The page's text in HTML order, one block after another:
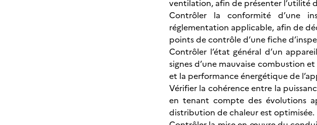
ventilation, afin de présenter l’utilité
Contrôler la conformité d’une
réglementation applicable, afin de
points de contrôle d’une fiche
Contrôler l’état général d’un
signes d’une mauvaise combustion
et la performance énergétique de
Vérifier la cohérence entre la
en tenant compte des évolutions
distribution de chaleur est optimisée.